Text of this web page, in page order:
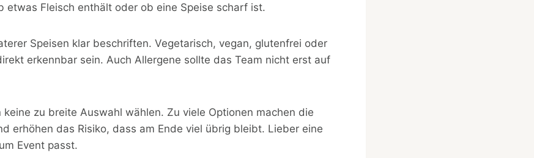
etwas Fleisch enthält oder ob eine Speise scharf ist.
Speisen klar beschriften. Vegetarisch, vegan, glutenfrei oder
erkennbar sein. Auch Allergene sollte das Team nicht erst auf
keine zu breite Auswahl wählen. Zu viele Optionen machen die
erhöhen das Risiko, dass am Ende viel übrig bleibt. Lieber eine
Event passt.